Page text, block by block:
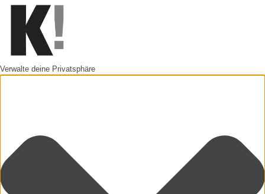
Verwalte deine Privatsphäre